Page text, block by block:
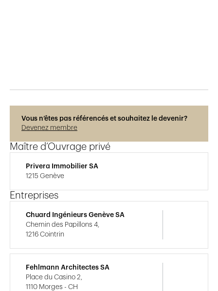
Vous n’êtes pas référencés et souhaitez le devenir?
Devenez membre
Maître d’Ouvrage privé
Privera Immobilier SA
1215 Genève
Entreprises
Chuard Ingénieurs Genève SA
Chemin des Papillons 4,
1216 Cointrin
Fehlmann Architectes SA
Place du Casino 2,
1110 Morges - CH